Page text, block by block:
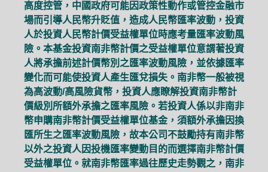
高度控管，中國政府可能因政策性動作或管控金融市
場而引導人民幣升貶值，造成人民幣匯率波動，投資
人於投資人民幣計價受益權單位時應考量匯率波動風
險。本基金投資南非幣計價之受益權單位意謂著投資
人將承擔前述計價幣別之匯率波動風險，並依據匯率
變化而可能使投資人產生匯兌損失。南非幣一般被視
為高波動/高風險貨幣，投資人應瞭解投資南非幣計
價級別所額外承擔之匯率風險。若投資人係以非南非
幣申購南非幣計價受益權單位基金，須額外承擔因換
匯所生之匯率波動風險，故本公司不鼓勵持有南非幣
以外之投資人因投機匯率變動目的而選擇南非幣計價
受益權單位。就南非幣匯率過往歷史走勢觀之，南非